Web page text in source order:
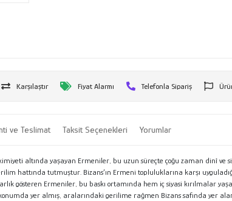
Karşılaştır Fiyat Alarmı Telefonla Sipariş
ve Teslimat Taksit Seçenekleri Yorumlar
altında yaşayan Ermeniler, bu uzun süreçte çoğu zaman dinî
hattında tutmuştur. Bizans’ın Ermeni topluluklarına karşı
gösteren Ermeniler, bu baskı ortamında hem iç siyasi kırılmalar
yer almış, aralarındaki gerilime rağmen Bizans safında yer